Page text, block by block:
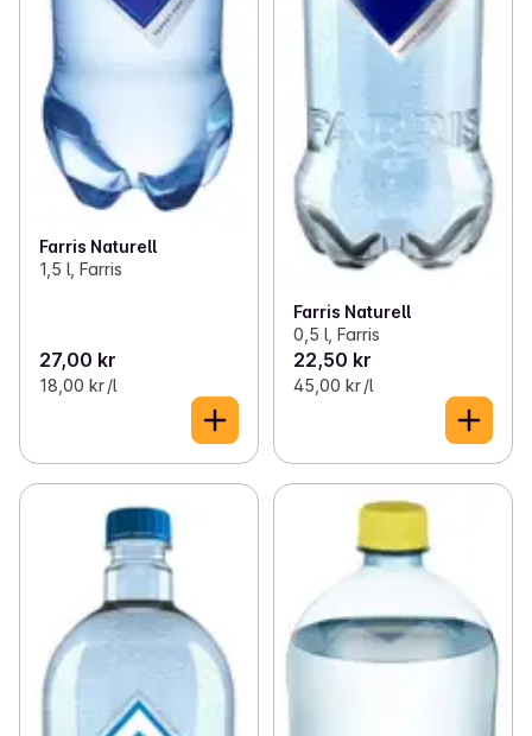
Farris Naturell
1,5 l, Farris
27,00 kr
18,00 kr /l
Farris Naturell
0,5 l, Farris
22,50 kr
45,00 kr /l